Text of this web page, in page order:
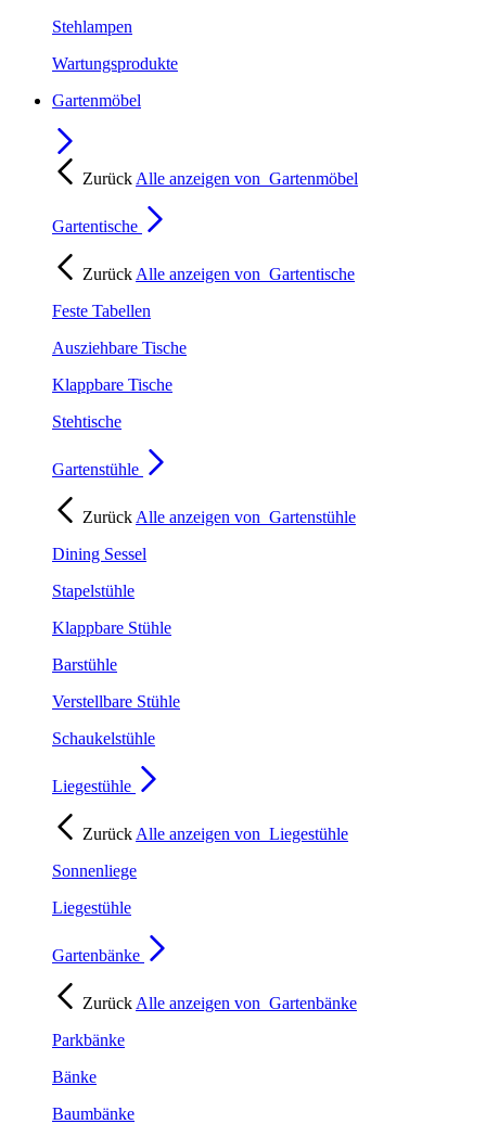
Stehlampen
Wartungsprodukte
Gartenmöbel
Zurück Alle anzeigen von Gartenmöbel
Gartentische
Zurück Alle anzeigen von Gartentische
Feste Tabellen
Ausziehbare Tische
Klappbare Tische
Stehtische
Gartenstühle
Zurück Alle anzeigen von Gartenstühle
Dining Sessel
Stapelstühle
Klappbare Stühle
Barstühle
Verstellbare Stühle
Schaukelstühle
Liegestühle
Zurück Alle anzeigen von Liegestühle
Sonnenliege
Liegestühle
Gartenbänke
Zurück Alle anzeigen von Gartenbänke
Parkbänke
Bänke
Baumbänke